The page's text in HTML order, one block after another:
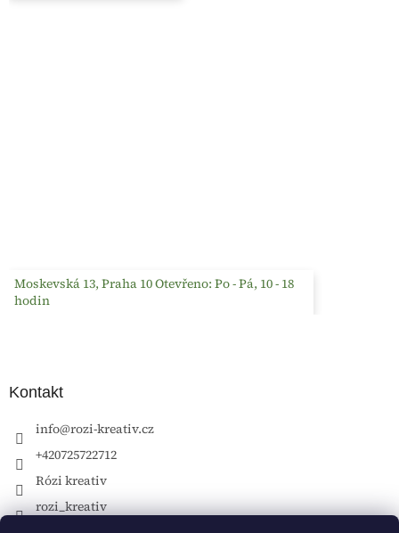
Moskevská 13, Praha 10 Otevřeno: Po - Pá, 10 - 18
hodin
Kontakt
info@rozi-kreativ.cz
+420725722712
Rózi kreativ
rozi_kreativ